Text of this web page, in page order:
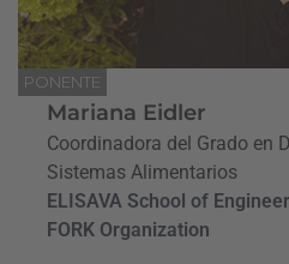
PONENTE
Mariana Eidler
Coordinadora del Grado en
Sistemas Alimentarios
ELISAVA School of
FORK Organization